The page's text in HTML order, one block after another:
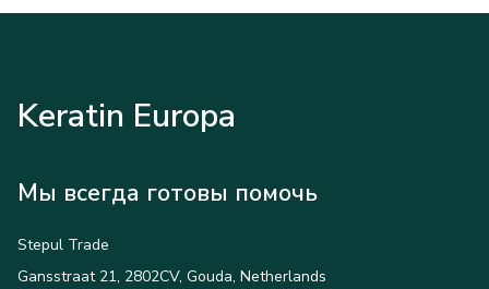
Keratin Europa
Мы всегда готовы помочь
Stepul Trade
Gansstraat 21, 2802CV, Gouda, Netherlands